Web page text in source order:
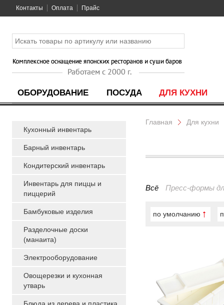
Контакты Оплата Прайс
ОБОРУДОВАНИЕ ПОСУДА ДЛЯ КУХНИ
Кухонный инвентарь
Барный инвентарь
Кондитерский инвентарь
Инвентарь для пиццы и
пиццерий
Бамбуковые изделия
Разделочные доски
(манаита)
Электрооборудование
Овощерезки и кухонная
утварь
Главная Для кухни
Всё Пресс-формы
по умолчанию